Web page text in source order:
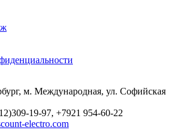
м. Международная, ул. Софийская
19-97, +7921 954-60-22
electro.com